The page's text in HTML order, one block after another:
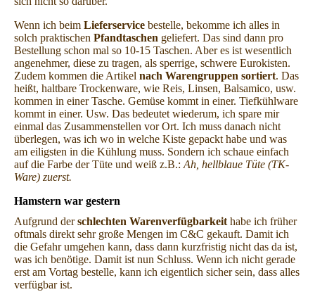
Wenn ich beim Lieferservice bestelle, bekomme ich alles in
solch praktischen Pfandtaschen geliefert. Das sind dann pro
Bestellung schon mal so 10-15 Taschen. Aber es ist wesentlich
angenehmer, diese zu tragen, als sperrige, schwere Eurokisten.
Zudem kommen die Artikel nach Warengruppen sortiert. Das
heißt, haltbare Trockenware, wie Reis, Linsen, Balsamico, usw.
kommen in einer Tasche. Gemüse kommt in einer. Tiefkühlware
kommt in einer. Usw. Das bedeutet wiederum, ich spare mir
einmal das Zusammenstellen vor Ort. Ich muss danach nicht
überlegen, was ich wo in welche Kiste gepackt habe und was
am eiligsten in die Kühlung muss. Sondern ich schaue einfach
auf die Farbe der Tüte und weiß z.B.: Ah, hellblaue Tüte (TK-
Ware) zuerst.
Hamstern war gestern
Aufgrund derschlechten Warenverfügbarkeithabe ich früher
oftmals direkt sehr große Mengen im C&C gekauft. Damit ich
die Gefahr umgehen kann, dass dann kurzfristig nicht das da ist,
was ich benötige. Damit ist nun Schluss. Wenn ich nicht gerade
erst am Vortag bestelle, kann ich eigentlich sicher sein, dass alles
verfügbar ist.